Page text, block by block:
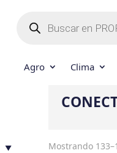
productos
Agro Clima
Mostrando